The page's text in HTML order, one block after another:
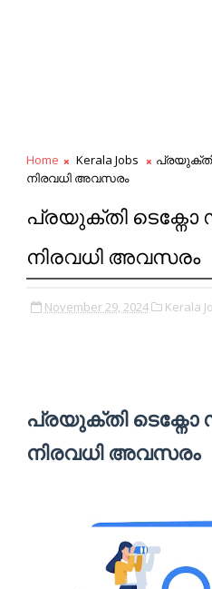
Home Kerala Jobs
പ്രയുക്തി
നിരവധി അവസരം
പ്രയുക്തി ടെക്നോ
നിരവധി അവസരം
November 29, 2024 Kerala
പ്രയുക്തി ടെക്നോ
നിരവധി അവസരം